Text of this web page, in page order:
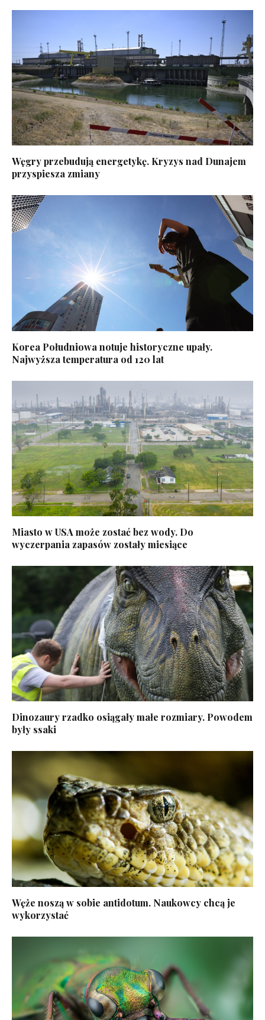
Węgry przebudują energetykę. Kryzys nad Dunajem
przyspiesza zmiany
Korea Południowa notuje historyczne upały.
Najwyższa temperatura od 120 lat
Miasto w USA może zostać bez wody. Do
wyczerpania zapasów zostały miesiące
Dinozaury rzadko osiągały małe rozmiary. Powodem
były ssaki
Węże noszą w sobie antidotum. Naukowcy chcą je
wykorzystać